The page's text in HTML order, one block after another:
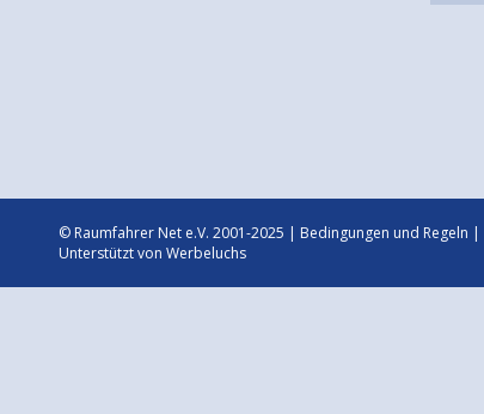
© Raumfahrer Net e.V. 2001-2025 | Bedingungen und Regeln |
Unterstützt von Werbeluchs